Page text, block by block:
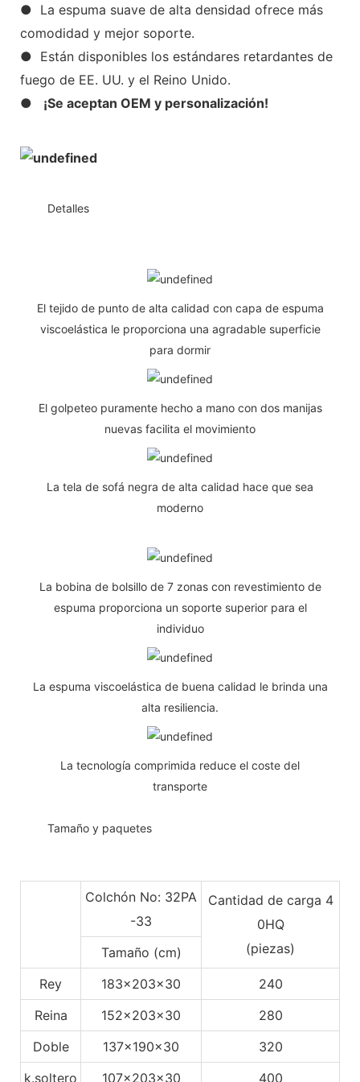
● La espuma suave de alta densidad ofrece más
comodidad y mejor soporte.
● Están disponibles los estándares retardantes de
fuego de EE. UU. y el Reino Unido.
●
¡Se aceptan OEM y personalización!
Detalles
El tejido de punto de alta calidad con capa de espuma
viscoelástica le proporciona una agradable superficie
para dormir
El golpeteo puramente hecho a mano con dos manijas
nuevas facilita el movimiento
La tela de sofá negra de alta calidad hace que sea
moderno
La bobina de bolsillo de 7 zonas con revestimiento de
espuma proporciona un soporte superior para el
individuo
La espuma viscoelástica de buena calidad le brinda una
alta resiliencia.
La tecnología comprimida reduce el coste del
transporte
Tamaño y paquetes
Colchón No: 32PA
-33
Cantidad de carga 4
0HQ
(piezas)
Tamaño (cm)
Rey
183x203x30
240
Reina
152x203x30
280
Doble
137x190x30
320
k.soltero
107x203x30 400